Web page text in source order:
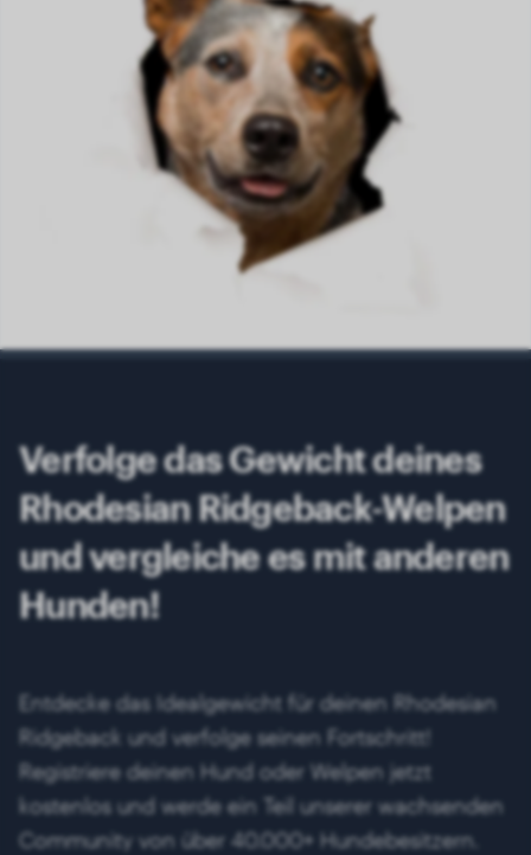
Verfolge das Gewicht deines
Rhodesian Ridgeback-Welpen
und vergleiche es mit anderen
Hunden!
Entdecke das Idealgewicht für deinen Rhodesian
Ridgeback und verfolge seinen Fortschritt!
Registriere deinen Hund oder Welpen jetzt
kostenlos und werde ein Teil unserer wachsenden
Community von über 40.000+ Hundebesitzern.